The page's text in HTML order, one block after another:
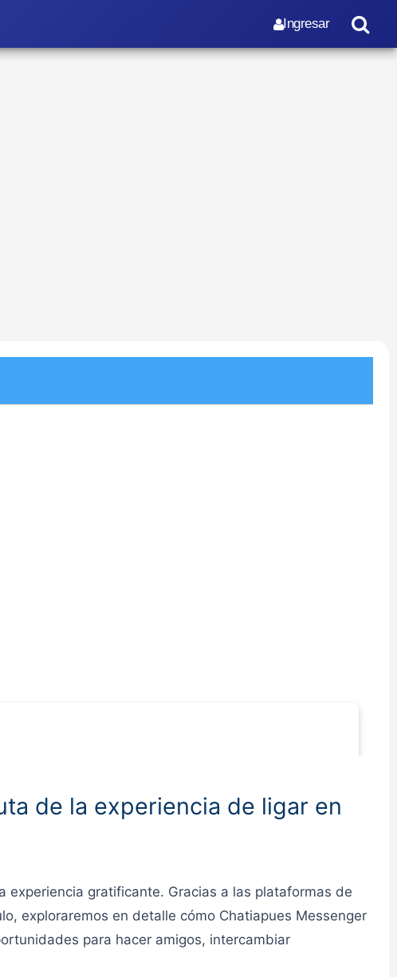
Ingresar
👮admin
de la experiencia de ligar en
experiencia gratificante. Gracias a las plataformas de
exploraremos en detalle cómo Chatiapues Messenger
para hacer amigos, intercambiar